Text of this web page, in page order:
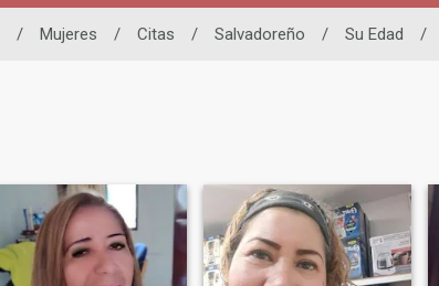
/ Mujeres / Citas / Salvadoreño / Su Edad /